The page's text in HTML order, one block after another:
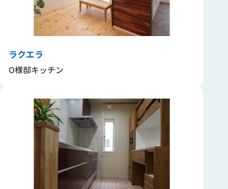
ラクエラ
O様邸キッチン